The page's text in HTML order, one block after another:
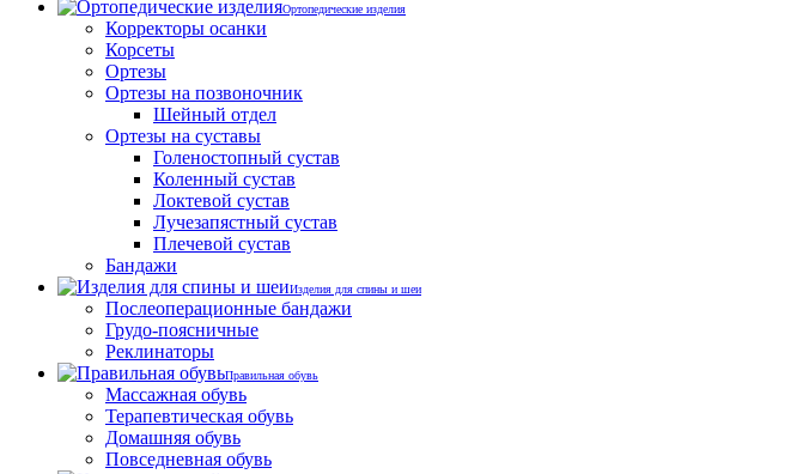
Ортопедические изделия
Корректоры осанки
Корсеты
Ортезы
Ортезы на позвоночник
Шейный отдел
Ортезы на суставы
Голеностопный сустав
Коленный сустав
Локтевой сустав
Лучезапястный сустав
Плечевой сустав
Бандажи
Изделия для спины и шеи
Послеоперационные бандажи
Грудо-поясничные
Реклинаторы
Правильная обувь
Массажная обувь
Терапевтическая обувь
Домашняя обувь
Повседневная обувь